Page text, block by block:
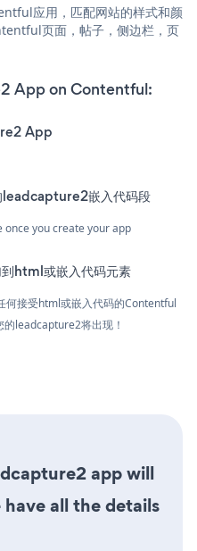
应用，匹配网站的样式和颜
页面，帖子，侧边栏，页
App on Contentful:
App
嵌入代码段
once you create your app
html或嵌入代码元素
接受html或嵌入代码的Contentful
leadcapture2将出现！
app will
all the details